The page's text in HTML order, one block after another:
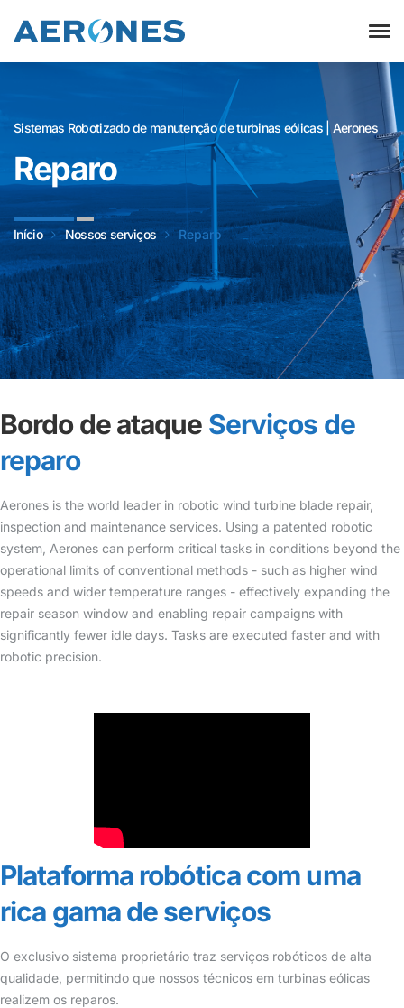
Sistemas Robotizado de manutenção de turbinas eólicas | Aerones
Reparo
Início Nossos serviços Reparo
Bordo de ataque Serviços de
reparo
Aerones is the world leader in robotic wind turbine blade repair,
inspection and maintenance services. Using a patented robotic
system, Aerones can perform critical tasks in conditions beyond the
operational limits of conventional methods - such as higher wind
speeds and wider temperature ranges - effectively expanding the
repair season window and enabling repair campaigns with
significantly fewer idle days. Tasks are executed faster and with
robotic precision.
Plataforma robótica com uma
rica gama de serviços
O exclusivo sistema proprietário traz serviços robóticos de alta
qualidade, permitindo que nossos técnicos em turbinas eólicas
realizem os reparos.